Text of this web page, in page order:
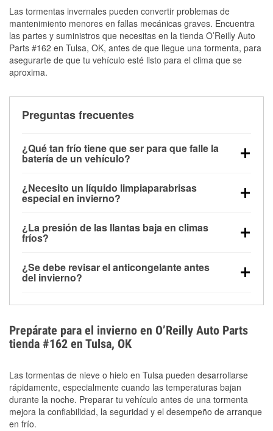
Las tormentas invernales pueden convertir problemas de
mantenimiento menores en fallas mecánicas graves. Encuentra
las partes y suministros que necesitas en la tienda O’Reilly Auto
Parts #162 en Tulsa, OK, antes de que llegue una tormenta, para
asegurarte de que tu vehículo esté listo para el clima que se
aproxima.
Preguntas frecuentes
¿Qué tan frío tiene que ser para que falle la
batería de un vehículo?
debajo de los 32 °F y puede perder hasta la mitad de
su potencia de arranque cerca de los 0 °F, lo que
arranque.
¿Necesito un líquido limpiaparabrisas
especial en invierno?
la congelación y ayuda a disolver la sal y la nieve
derretida en la carretera para mejorar la visibilidad.
¿La presión de las llantas baja en climas
fríos?
alrededor de 1 PSI por cada 10 °F que baja la
temperatura. Puedes obtener más información sobre
¿Se debe revisar el anticongelante antes
del invierno?
el sobrecalentamiento en condiciones de frío
extremo. Aprende cómo comprobar la protección
anticongelante en nuestra sección How-To.
Prepárate para el invierno en O’Reilly Auto Parts
tienda #162 en Tulsa, OK
Las tormentas de nieve o hielo en Tulsa pueden desarrollarse
rápidamente, especialmente cuando las temperaturas bajan
durante la noche. Preparar tu vehículo antes de una tormenta
mejora la confiabilidad, la seguridad y el desempeño de arranque
en frío.